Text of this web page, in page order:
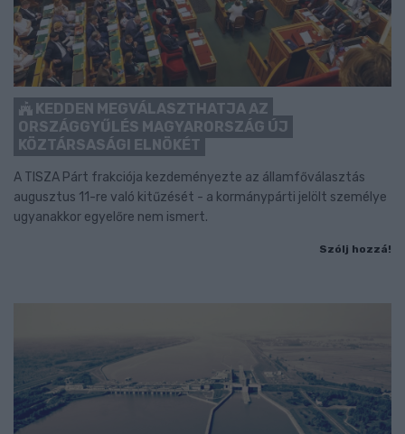
KEDDEN MEGVÁLASZTHATJA AZ
ORSZÁGGYŰLÉS MAGYARORSZÁG ÚJ
KÖZTÁRSASÁGI ELNÖKÉT
A TISZA Párt frakciója kezdeményezte az államfőválasztás
augusztus 11-re való kitűzését - a kormánypárti jelölt személye
ugyanakkor egyelőre nem ismert.
Szólj hozzá!